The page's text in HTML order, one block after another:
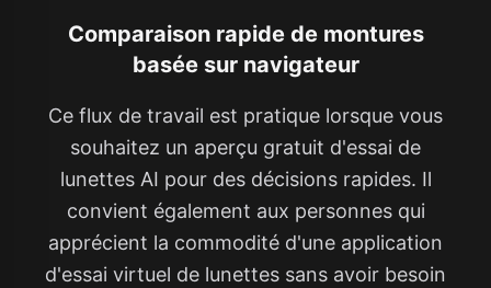
Comparaison rapide de montures
basée sur navigateur
Ce flux de travail est pratique lorsque vous
souhaitez un aperçu gratuit d'essai de
lunettes AI pour des décisions rapides. Il
convient également aux personnes qui
apprécient la commodité d'une application
d'essai virtuel de lunettes sans avoir besoin